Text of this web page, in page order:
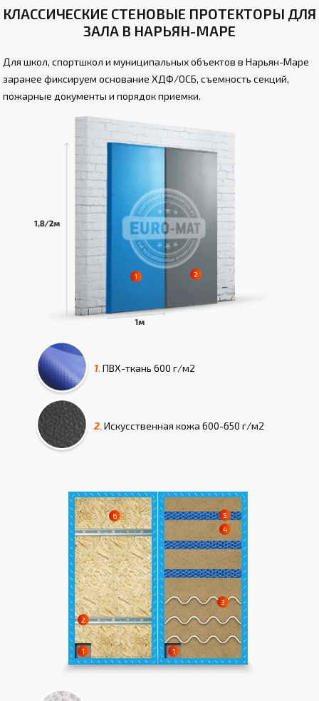
КЛАССИЧЕСКИЕ СТЕНОВЫЕ ПРОТЕКТОРЫ ДЛЯ
ЗАЛА В НАРЬЯН-МАРЕ
Для школ, спортшкол и муниципальных объектов в Нарьян-Маре
заранее фиксируем основание ХДФ/ОСБ, съемность секций,
пожарные документы и порядок приемки.
1. ПВХ-ткань 600 г/м2
2. Искусcтвенная кожа 600-650 г/м2